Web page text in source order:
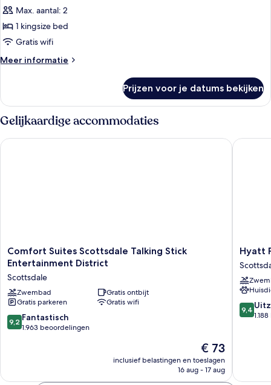
1
kingsize
bed
Max. aantal: 2
1 kingsize bed
Gratis wifi
Meer informatie
Meer
kamer,
kingsize
Prijzen voor je datums bekijken
Gelijkaardige accommodaties
Comfort
Suites
Talking
Stick
Entertainment
District
Scottsdale
Comfort Suites Scottsdale Talking Stick
Entertainment District
Scottsdale
Zwembad
Gratis ontbijt
Gratis parkeren
Gratis wifi
9.2
van
9,2 Fantastisch
1.963 beoordelingen
De
prijs
is
€ 73
inclusief belastingen en toeslagen
16 aug - 17 aug
Comfort Suites Scottsdale Talking Stick Entertainment District
Hyatt
Place
North
Hyatt
9.4
van
9,4
Hyatt